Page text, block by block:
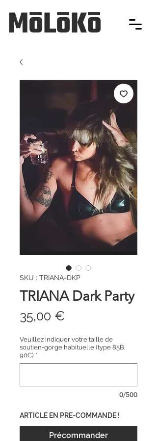
MōLōKō
SKU : TRIANA-DKP
TRIANA Dark Party
35,00 €
Veuillez indiquer votre taille de
soutien-gorge habituelle (type 85B,
90C) *
0/500
ARTICLE EN PRE-COMMANDE !
Précommander